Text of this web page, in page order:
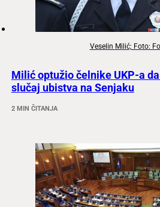
Veselin Milić; Foto:
Milić optužio čelnike UKP-a
slučaj ubistva na Senjaku
2 MIN ČITANJA